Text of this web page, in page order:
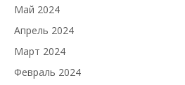
Май 2024
Апрель 2024
Март 2024
Февраль 2024